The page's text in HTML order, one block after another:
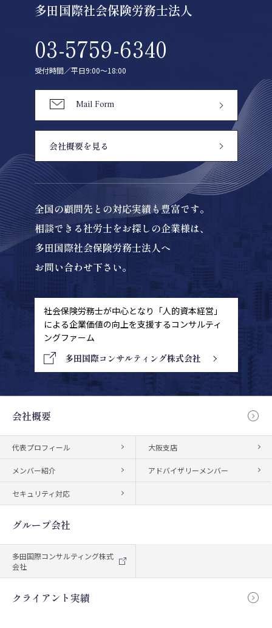
多田国際社会保険労務士法人
03-5759-6340
受付時間／平日9:00〜18:00
Mail Form
会社概要を見る
全国の顧問先との対応実績も豊富です。
相談できる社労士をお探しの企業様は、
多田国際社会保険労務士法人へ
お問い合わせ下さい。
社会保険労務士が中心となり「人的資本経営」
による企業価値の向上を支援するコンサルティ
ングファーム
多田国際コンサルティング株式会社
会社概要
代表プロフィール 大阪支店
メンバー紹介 アドバイザリーメンバー
セキュリティ対応
グループ会社
多田国際コンサルティング株式
会社
クライアント実績